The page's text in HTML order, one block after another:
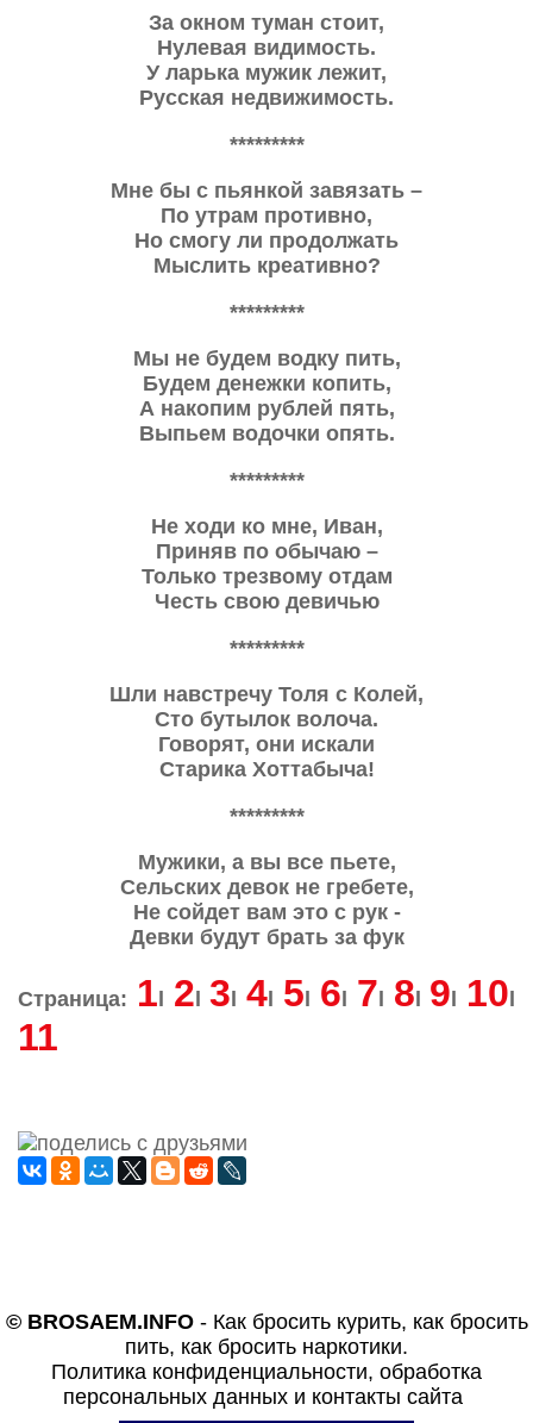
За окном туман стоит,
Нулевая видимость.
У ларька мужик лежит,
Русская недвижимость.
*********
Мне бы с пьянкой завязать –
По утрам противно,
Но смогу ли продолжать
Мыслить креативно?
*********
Мы не будем водку пить,
Будем денежки копить,
А накопим рублей пять,
Выпьем водочки опять.
*********
Не ходи ко мне, Иван,
Приняв по обычаю –
Только трезвому отдам
Честь свою девичью
*********
Шли навстречу Толя с Колей,
Сто бутылок волоча.
Говорят, они искали
Старика Хоттабыча!
*********
Мужики, а вы все пьете,
Сельских девок не гребете,
Не сойдет вам это с рук -
Девки будут брать за фук
Страница: 1 2 l3 l4 5 6 7 8 9 10
11
© BROSAEM.INFO- Как бросить курить, как бросить
пить, как бросить наркотики.
Политика конфиденциальности, обработка
персональных данных и контакты сайта